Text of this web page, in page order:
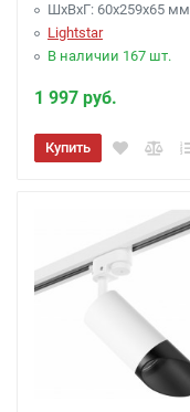
ШхВхГ: 60x259x65 мм
Lightstar
В наличии 167 шт.
1 997 руб.
Купить